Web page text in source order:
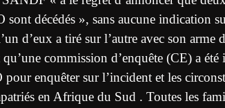
décédés », sans aucune indication
d’eux a tiré sur l’autre avec son arme
commission d’enquête (CE) a
enquêter sur l’incident et les
en Afrique du Sud . Toutes les